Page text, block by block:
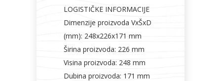
LOGISTIČKE INFORMACIJE
Dimenzije proizvoda VxŠxD
(mm): 248x226x171 mm
Širina proizvoda: 226 mm
Visina proizvoda: 248 mm
Dubina proizvoda: 171 mm